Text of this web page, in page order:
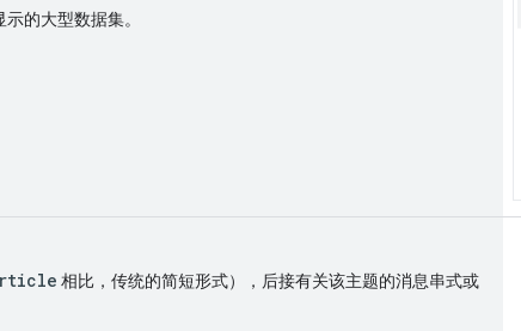
的大型数据集。
相比，传统的简短形式），后接有关该主题的消息串式或